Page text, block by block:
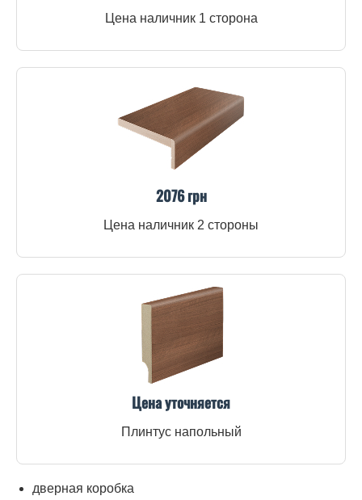
Цена наличник 1 сторона
2076 грн
Цена наличник 2 стороны
Цена уточняется
Плинтус напольный
дверная коробка